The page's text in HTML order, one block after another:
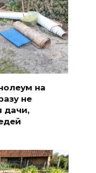
на
не
дачи,